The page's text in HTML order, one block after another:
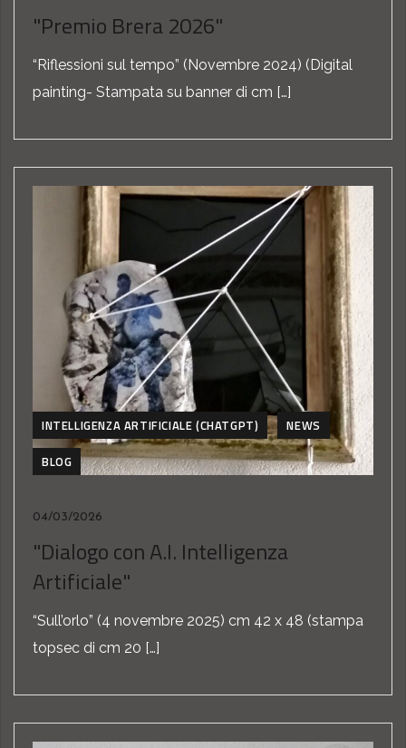
"Premio Brera 2026"
“Riflessioni sul tempo” (Novembre 2024) (Digital
painting- Stampata su banner di cm […]
INTELLIGENZA ARTIFICIALE (CHATGPT)
NEWS
BLOG
04/03/2026
"Dialogo con A.I. Intelligenza
Artificiale"
“Sull’orlo” (4 novembre 2025) cm 42 x 48 (stampa
topsec di cm 20 […]